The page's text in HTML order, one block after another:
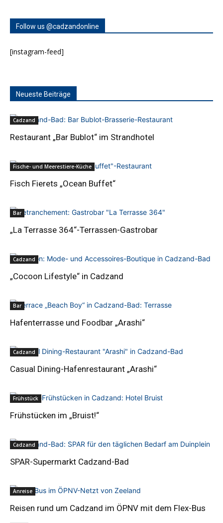
Follow us @cadzandonline
[instagram-feed]
Neueste Beiträge
Cadzand
Restaurant „Bar Bublot“ im Strandhotel
Fische- und Meerestiere-Küche
Fisch Fierets „Ocean Buffet“
Bar
„La Terrasse 364“-Terrassen-Gastrobar
Cadzand
„Cocoon Lifestyle“ in Cadzand
Bar
Hafenterrasse und Foodbar „Arashi“
Cadzand
Casual Dining-Hafenrestaurant „Arashi“
Frühstück
Frühstücken im „Bruist!“
Cadzand
SPAR-Supermarkt Cadzand-Bad
Anreise
Reisen rund um Cadzand im ÖPNV mit dem Flex-Bus